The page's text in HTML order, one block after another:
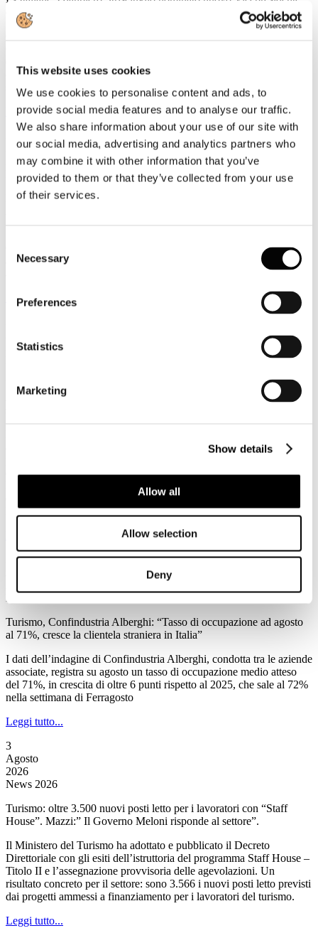
This website uses cookies
We use cookies to personalise content and ads, to
provide social media features and to analyse our traffic.
We also share information about your use of our site with
our social media, advertising and analytics partners who
may combine it with other information that you’ve
provided to them or that they’ve collected from your use
of their services.
Selection
Necessary
Preferences
Statistics
Marketing
Show details
Allow all
Allow selection
Deny
della UIC
organizzazione internazionale che riunisce le ferrovie e i principali
stakeholder del settore ferroviario a livello mondiale.
Leggi tutto...
Agosto
2026
News 2026
ROTTA SUL 66°SALONE NAUTICO INTERNAZIONALE:
Con l'apertura del ticketing online entra nel vivo il percorso di
avvicinamento al 66° Salone Nautico Internazionale, in programma
Leggi tutto...
2026
Federalismo fiscale: a rischio i servizi del trasporto pubblico. Agens,
Anav e Asstra: “Servono correttivi che assicurino il finanziamento al
associazioni che in Italia rappresentano le aziende del trasporto
del ddl sul federalismo fiscale regionale: “C’è la reale possibilità che
l'attuale impianto normativo metta a repentaglio l'equilibrio
economico-finanziario del Trasporto Pubblico Locale e
l'adeguatezza dei servizi su scala nazionale.
Turismo, Confindustria Alberghi: “Tasso di occupazione ad agosto
al 71%, cresce la clientela straniera in Italia”
I dati dell’indagine di Confindustria Alberghi, condotta tra le aziende
associate, registra su agosto un tasso di occupazione medio atteso
del 71%, in crescita di oltre 6 punti rispetto al 2025, che sale al 72%
nella settimana di Ferragosto
Leggi tutto...
3
Agosto
2026
News 2026
Turismo: oltre 3.500 nuovi posti letto per i lavoratori con “Staff
House”. Mazzi:” Il Governo Meloni risponde al settore”.
Il Ministero del Turismo ha adottato e pubblicato il Decreto
Direttoriale con gli esiti dell’istruttoria del programma Staff House –
Titolo II e l’assegnazione provvisoria delle agevolazioni. Un
risultato concreto per il settore: sono 3.566 i nuovi posti letto previsti
dai progetti ammessi a finanziamento per i lavoratori del turismo.
Leggi tutto...